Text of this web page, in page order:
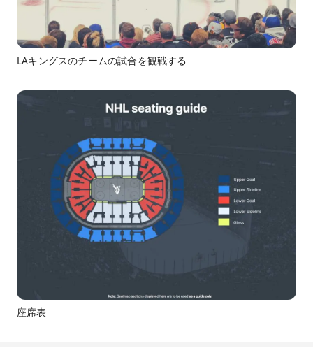
LAキングスのチームの試合を観戦する
座席表